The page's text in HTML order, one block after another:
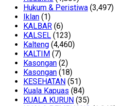
Hukum & Peristiwa (3,497)
Iklan (1)
KALBAR (6)
KALSEL (123)
Kalteng (4,460)
KALTIM (7)
Kasongan (2)
Kasongan (18)
KESEHATAN (51)
Kuala Kapuas (84)
KUALA KURUN (35)